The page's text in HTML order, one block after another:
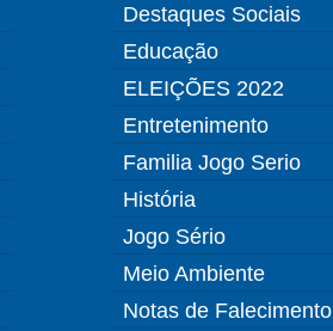
Destaques Sociais
Educação
ELEIÇÕES 2022
Entretenimento
Familia Jogo Serio
História
Jogo Sério
Meio Ambiente
Notas de Falecimento